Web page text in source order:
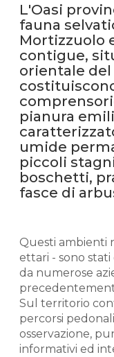
L'Oasi
fauna
Mortizzuolo
contigue,
orientale del
pianura
umide
piccoli
boschetti,
fasce di
Questi ambienti
ettari - sono stati
da numerose
Sul territorio
percorsi
osservazione,
informativi ed